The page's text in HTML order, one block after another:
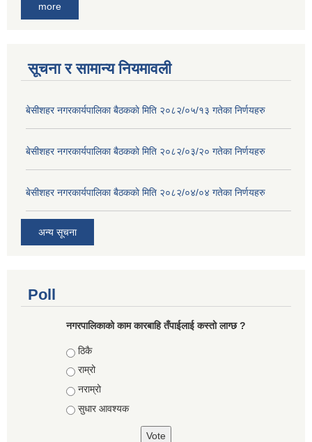
more
सूचना र सामान्य नियमावली
बे‍‍सीशहर नगरकार्यपालिका बैठककाे मिति २०८२/०५/१३ गतेका निर्णयहरु
बे‍‍सीशहर नगरकार्यपालिका बैठककाे मिति २०८२/०३/२० गतेका निर्णयहरु
बे‍‍सीशहर नगरकार्यपालिका बैठककाे मिति २०८२/०४/०४ गतेका निर्णयहरु
अन्य सूचना
Poll
नगरपालिकाको काम कारबाहि तँपाईलाई कस्तो लाग्छ ?
Choices
ठिकै
राम्रो
नराम्रो
सुधार आवश्यक